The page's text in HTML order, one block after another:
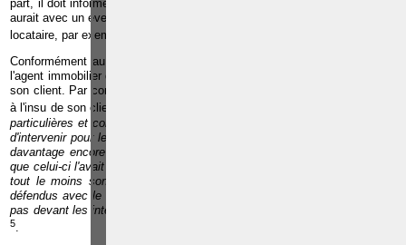
part, il doit informer son client de tout lien moral, familial ou juridique qu'il
aurait avec un éventuel cocontractant de son client (candidat acheteur ou
locataire, par exemple)
Conformément au principe de l'exécution de bonne foi des conventions,
l'agent immobilier doit exécuter sa mission de manière loyale à l'égard de
son client. Par conséquence, il ne peut conclure un compromis de vente
à l'insu de son client, dont il serait le bénéficiaire
particulières et consentement exprès de son commettant, l'agent évitera
d'intervenir pour les deux parties à l'opération immobilière et s'abstiendra
davantage encore de devenir le contractant de son client dans l'affaire
que celui-ci l'avait chargé de réaliser. (...) de telles situations amènent, à
tout le moins son client, à se demander si ses intérêts sont toujours
défendus avec le même zèle et surtout s'ils ne risquent pas de céder le
pas devant les intérêts d'un autre client, voire ceux de l'agent lui-même
5